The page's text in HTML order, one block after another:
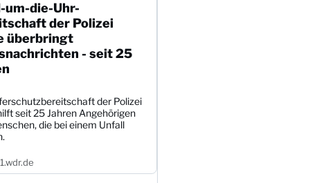
um-die-Uhr-
der Polizei
überbringt
- seit 25
der Polizei
seit 25 Jahren Angehörigen
die bei einem Unfall